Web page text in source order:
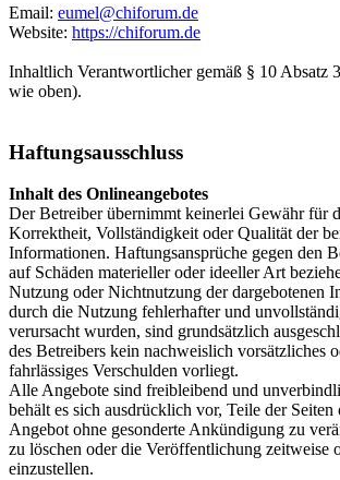
Email: eumel@chiforum.de
Website: https://chiforum.de
Inhaltlich Verantwortlicher gemäß § 10 Absatz
wie oben).
Haftungsausschluss
Inhalt des Onlineangebotes
Der Betreiber übernimmt keinerlei Gewähr für
Korrektheit, Vollständigkeit oder Qualität der
Informationen. Haftungsansprüche gegen den
auf Schäden materieller oder ideeller Art
Nutzung oder Nichtnutzung der dargebotenen
durch die Nutzung fehlerhafter und
verursacht wurden, sind grundsätzlich
des Betreibers kein nachweislich vorsätzliches
fahrlässiges Verschulden vorliegt.
Alle Angebote sind freibleibend und
behält es sich ausdrücklich vor, Teile der Seiten
Angebot ohne gesonderte Ankündigung zu
zu löschen oder die Veröffentlichung zeitweise
einzustellen.